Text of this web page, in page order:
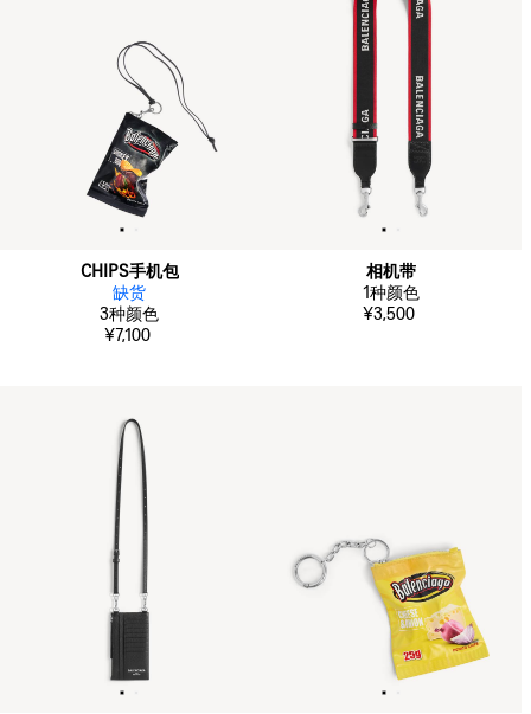
CHIPS手机包
缺货
3种颜色
¥7,100
相机带
1种颜色
¥3,500